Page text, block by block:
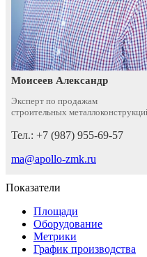
Моисеев Александр
Эксперт по продажам
строительных
Тел.: +7 (987) 955-69-57
ma@apollo-zmk.ru
Показатели
Площади
Оборудование
Метрики
График производства